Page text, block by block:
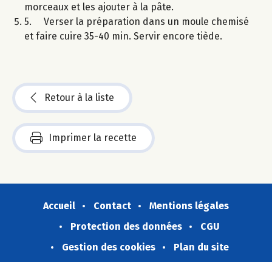
morceaux et les ajouter à la pâte.
5. Verser la préparation dans un moule chemisé
et faire cuire 35-40 min. Servir encore tiède.
Retour à la liste
Imprimer la recette
Accueil Contact
Mentions légales
Protection des données
CGU
Gestion des cookies
Plan du site